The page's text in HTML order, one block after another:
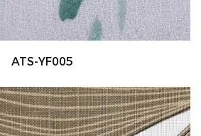
ATS-YF005